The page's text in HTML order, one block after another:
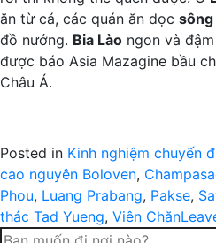
ăn từ cá, các quán ăn dọc sông
đồ nướng. Bia Lào ngon và
được báo Asia Mazagine bầu
Châu Á.
Posted in Kinh nghiệm chuyến
cao nguyên Boloven,
Phou, Luang Prabang, Pakse,
thác Tad Yueng, Viên Chăn